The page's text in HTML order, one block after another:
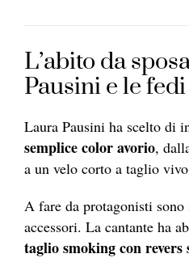
L’abito da
Pausini e le
Laura Pausini ha scelto di
semplice color avorio,
a un velo corto a taglio
A fare da protagonisti
accessori. La cantante ha
taglio smoking con revers